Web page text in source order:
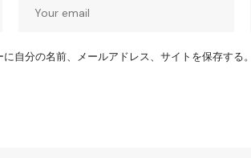
自分の名前、メールアドレス、サイトを保存する。